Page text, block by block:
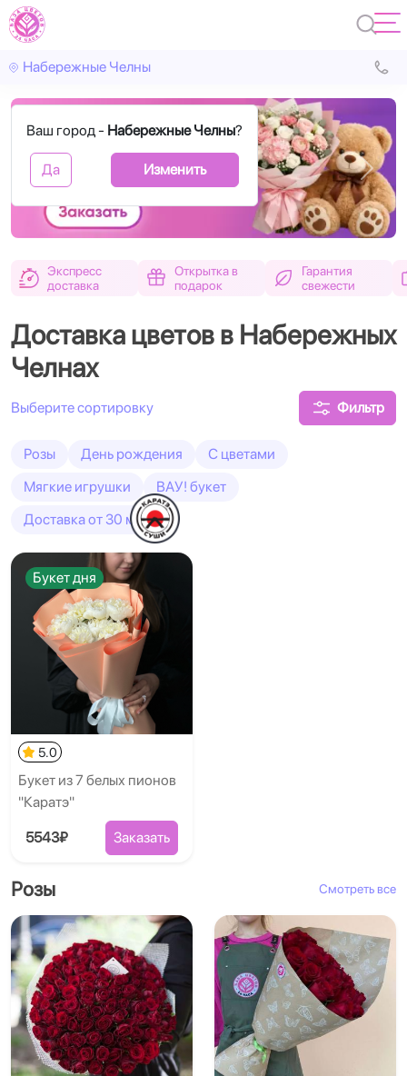
Набережные Челны
Ваш город - Набережные Челны?
Да Изменить
Назад
Экспресс
доставка
Открытка в
подарок
Гарантия
свежести
Доставка цветов в Набережных
Челнах
Фильтр
Розы День рождения
С цветами
Мягкие игрушки
ВАУ! букет
Доставка от 30 минут
Букет дня
5.0
Букет из 7 белых пионов
"Каратэ"
5543₽ Заказать
Розы Смотреть все